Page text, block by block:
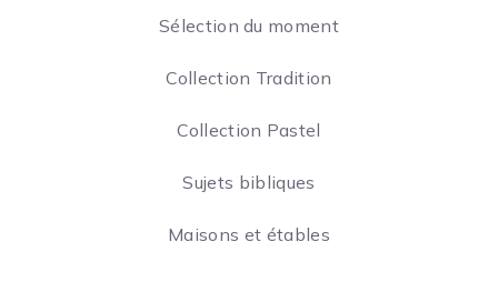
Sélection du moment
Collection Tradition
Collection Pastel
Sujets bibliques
Maisons et étables